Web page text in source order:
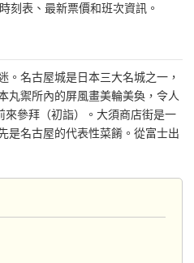
刻表、最新票價和班次資訊。
。名古屋城是日本三大名城之一，
丸禦所內的屏風畫美輪美奐，令人
參拜（初詣）。大須商店街是一
是名古屋的代表性菜餚。從富士出